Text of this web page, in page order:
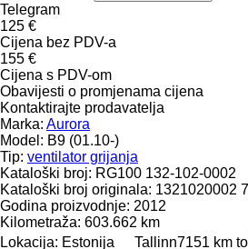
Telegram
125 €
Cijena bez PDV-a
155 €
Cijena s PDV-om
Obavijesti o promjenama cijena
Kontaktirajte prodavatelja
Marka: Aurora
Model: B9 (01.10-)
Tip: ventilator grijanja
Kataloški broj: RG100 132-102-0002
Kataloški broj originala: 1321020002
Godina proizvodnje: 2012
Kilometraža: 603.662 km
Lokacija: Estonija Tallinn7151 km